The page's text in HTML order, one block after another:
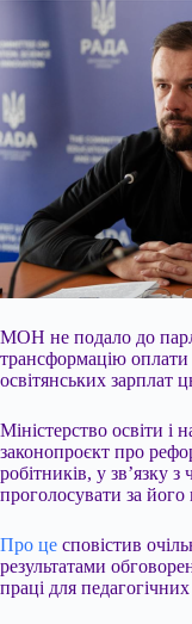
МОН не подало до
трансформацію оплати
освітянських зарплат
Міністерство освіти і
законопроєкт про
робітників, у зв’язку
проголосувати за його
Про це сповістив
результатами
праці для